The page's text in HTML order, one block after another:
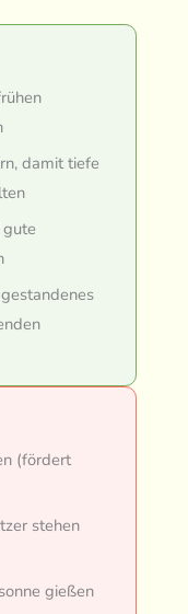
damit tiefe
(fördert
stehen
gießen